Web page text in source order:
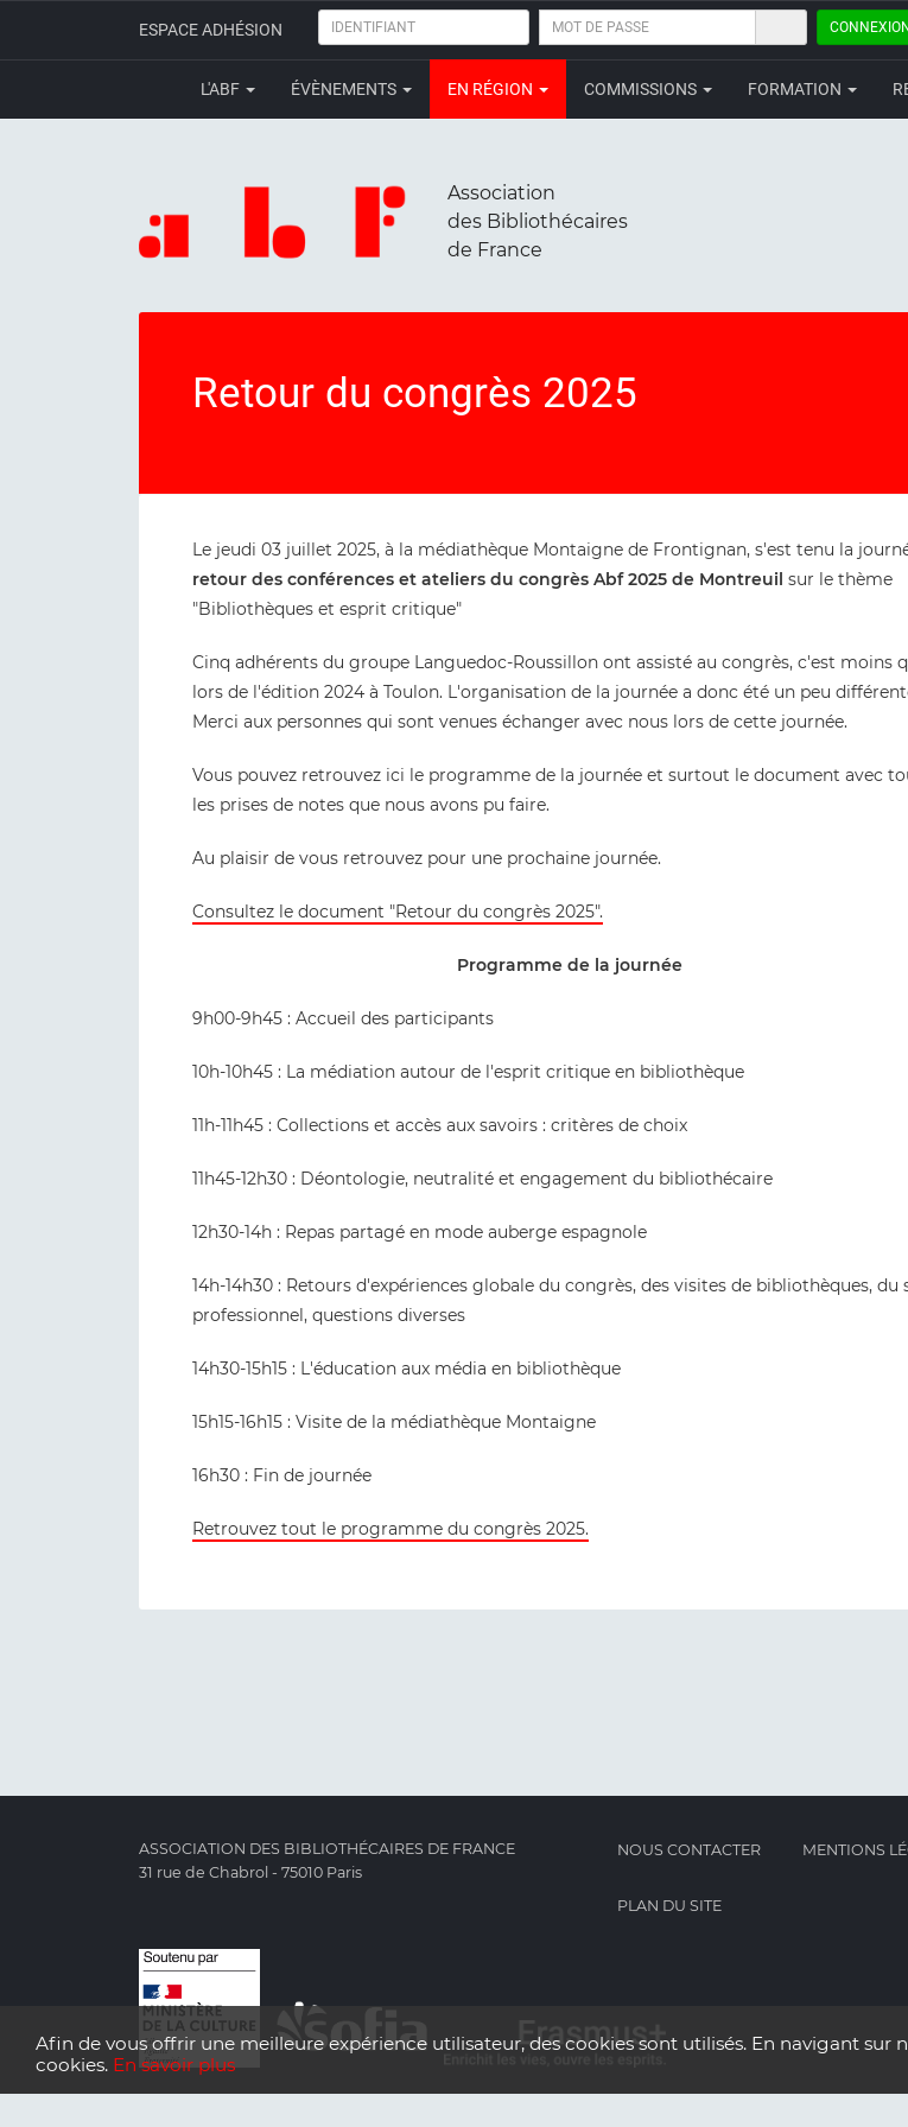
Afin de vous offrir une meilleure expérience utilisateur, des cookies sont utilisés. En navigant sur
cookies. En savoir plus
ESPACE ADHÉSION IDENTIFIANT
MOT
PASSE
CONNEXION
L'ABF ÉVÈNEMENTS EN RÉGION COMMISSIONS FORMATION
Association
des Bibliothécaires
de France
Retour du congrès 2025
Le jeudi 03 juillet 2025, à la médiathèque Montaigne de Frontignan, s'est tenu la
retour des conférences et ateliers du congrès Abf 2025 de Montreuil sur le thème
"Bibliothèques et esprit critique"
Cinq adhérents du groupe Languedoc-Roussillon ont assisté au congrès, c'est moins
lors de l'édition 2024 à Toulon. L'organisation de la journée a donc été un peu
Merci aux personnes qui sont venues échanger avec nous lors de cette journée.
Vous pouvez retrouvez ici le programme de la journée et surtout le document avec
les prises de notes que nous avons pu faire.
Au plaisir de vous retrouvez pour une prochaine journée.
Consultez le document "Retour du congrès 2025".
Programme de la journée
9h00-9h45 : Accueil des participants
10h-10h45 : La médiation autour de l'esprit critique en bibliothèque
11h-11h45 : Collections et accès aux savoirs : critères de choix
11h45-12h30 : Déontologie, neutralité et engagement du bibliothécaire
12h30-14h : Repas partagé en mode auberge espagnole
14h-14h30 : Retours d'expériences globale du congrès, des visites de bibliothèques, du
professionnel, questions diverses
14h30-15h15 : L'éducation aux média en bibliothèque
15h15-16h15 : Visite de la médiathèque Montaigne
16h30 : Fin de journée
Retrouvez tout le programme du congrès 2025.
ASSOCIATION DES BIBLIOTHÉCAIRES DE FRANCE
31 rue de Chabrol - 75010 Paris
NOUS CONTACTER MENTIONS
PLAN DU SITE